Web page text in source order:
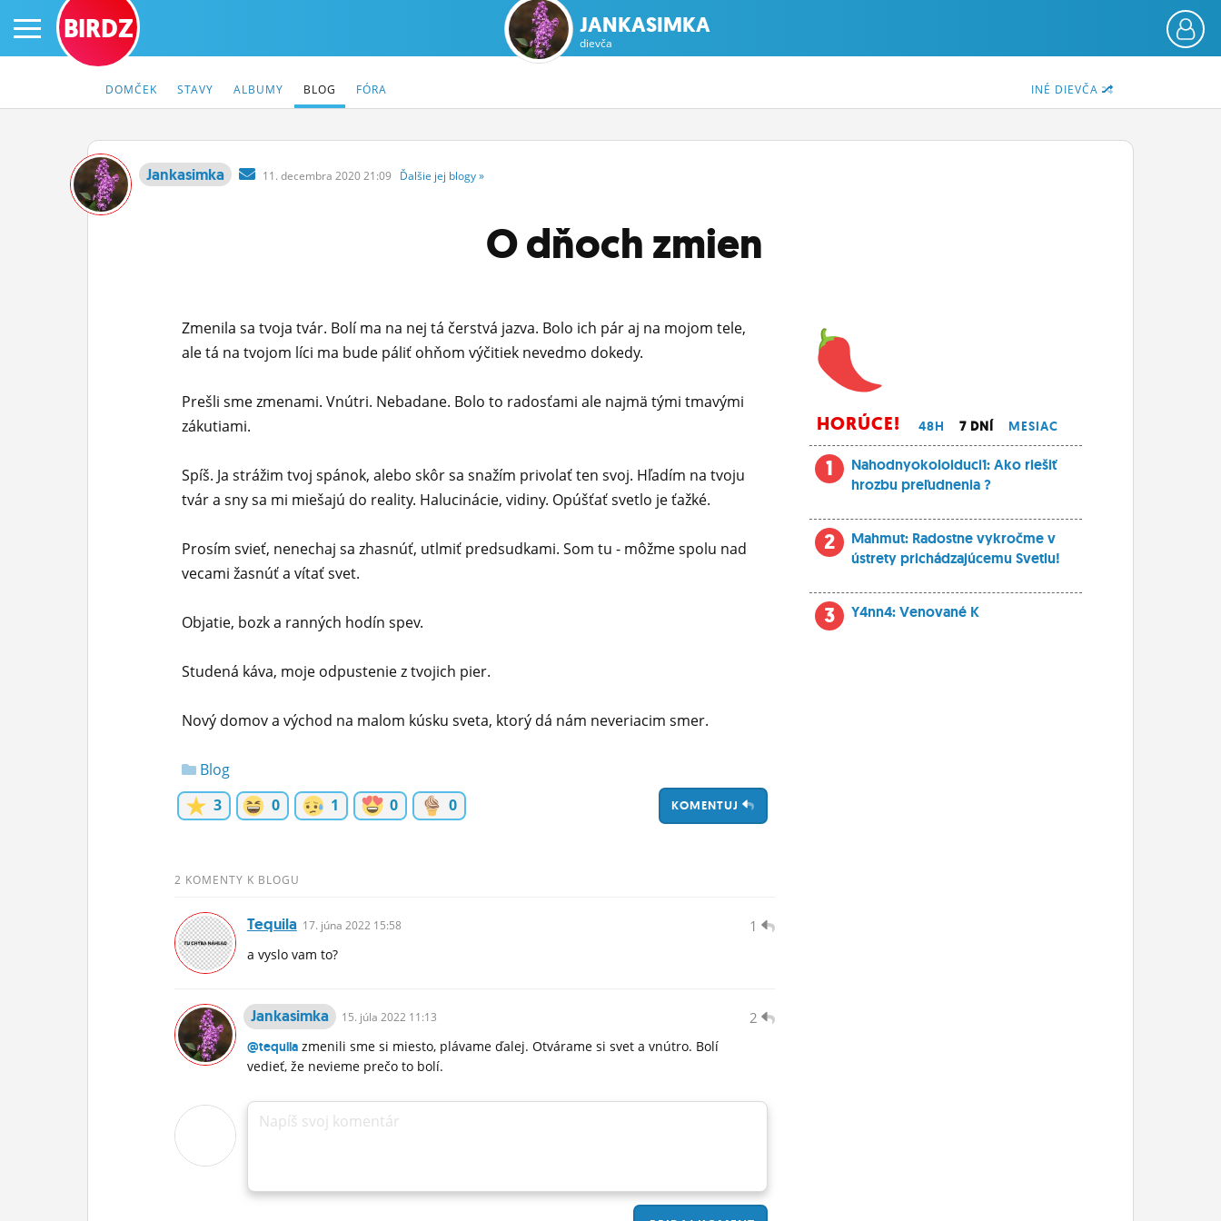
PRIHLÁS SA
BIRDZ JANKASIMKA
dievča
INÉ DIEVČA
DOMČEK STAVY ALBUMY BLOG FÓRA
Jankasimka 11. decembra 2020 21:09 Ďalšie jej blogy»
O dňoch zmien
Zmenila sa tvoja tvár. Bolí ma na nej tá čerstvá jazva. Bolo ich pár aj na mojom tele,
ale tá na tvojom líci ma bude páliť ohňom výčitiek nevedmo dokedy.
Prešli sme zmenami. Vnútri. Nebadane. Bolo to radosťami ale najmä tými tmavými
zákutiami.
Spíš. Ja strážim tvoj spánok, alebo skôr sa snažím privolať ten svoj. Hľadím na tvoju
tvár a sny sa mi miešajú do reality. Halucinácie, vidiny. Opúšťať svetlo je ťažké.
Prosím svieť, nenechaj sa zhasnúť, utlmiť predsudkami. Som tu - môžme spolu nad
vecami žasnúť a vítať svet.
Objatie, bozk a ranných hodín spev.
Studená káva, moje odpustenie z tvojich pier.
Nový domov a východ na malom kúsku sveta, ktorý dá nám neveriacim smer.
Blog
3
0 1 0 0 KOMENTUJ
2 KOMENTY K BLOGU
1
Tequila 17. júna 2022 15:58
a vyslo vam to?
2
Jankasimka 15. júla 2022 11:13
@tequilazmenili sme si miesto, plávame ďalej. Otvárame si svet a vnútro. Bolí
vedieť, že nevieme prečo to bolí.
Napíš svoj komentár
HORÚCE! 48H 7 DNÍ MESIAC
1
Nahodnyokoloiduci1: Ako riešiť
hrozbu preľudnenia ?
2
Mahmut: Radostne vykročme v
ústrety prichádzajúcemu Svetlu!
3 Y4nn4: Venované K